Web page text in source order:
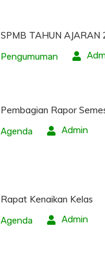
SPMB TAHUN AJARAN
Pengumuman
Pembagian Rapor
Agenda Admin
Rapat Kenaikan Kelas
Agenda Admin